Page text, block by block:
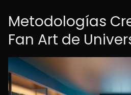
Metodologías
Fan Art de